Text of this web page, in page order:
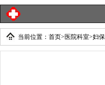
康复科
当前位置： 首页> 医院科室>妇